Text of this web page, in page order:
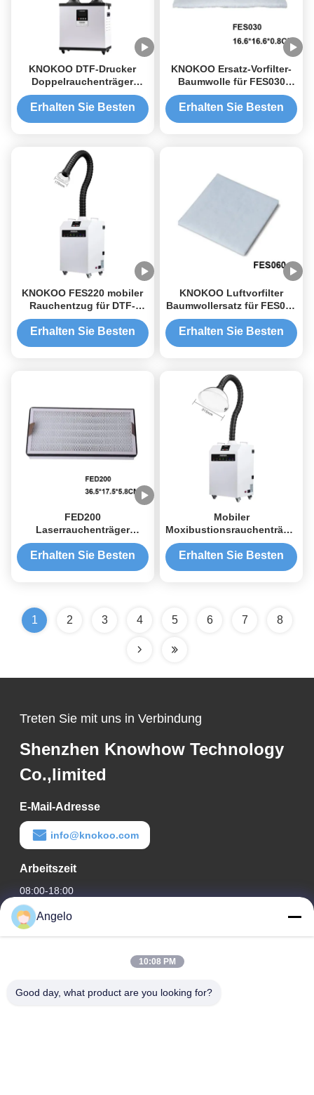
KNOKOO DTF-Drucker
Doppelrauchenträger
FED200
Hochleistungsluftreiniger
für Doppeldruckstationen
Erhalten Sie Besten
KNOKOO Ersatz-Vorfilter-
Baumwolle für FES030
Schweißrauchenträger
Erhalten Sie Besten
KNOKOO FES220 mobiler
Rauchentzug für DTF-
Drucker 220W AC220V
AC110V
Erhalten Sie Besten
KNOKOO Luftvorfilter
Baumwollersatz für FES060
Schweißdampfentferner
Erhalten Sie Besten
FED200
Laserrauchenträger
Zubehör Mittelfilter HEPA-
Filter Weiß
Erhalten Sie Besten
Mobiler
Moxibustionsrauchenträger
220 Watt Tragbarer
Rauchreiniger
Erhalten Sie Besten
1 2 3 4 5 6 7 8
Treten Sie mit uns in Verbindung
Shenzhen Knowhow Technology
Co.,limited
E-Mail-Adresse
info@knokoo.com
Arbeitszeit
08:00-18:00
Unsere Adresse
Zimmer 1508, Taojing Business Building, Minbao Road,
Guangdong
Angelo
10:08 PM
Good day, what product are you looking for?